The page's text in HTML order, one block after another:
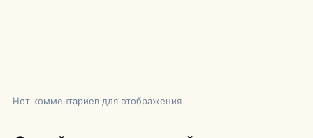
Нет комментариев для отображения